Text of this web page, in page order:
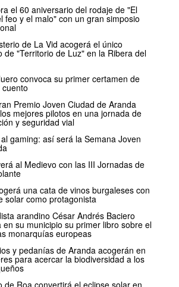
el 60 aniversario del rodaje de "El
feo y el malo" con un gran simposio
de La Vid acogerá el único
de "Territorio de Luz" en la Ribera del
convoca su primer certamen de
Premio Joven Ciudad de Aranda
mejores pilotos en una jornada de
y seguridad vial
gaming: así será la Semana Joven
al Medievo con las III Jornadas de
una cata de vinos burgaleses con
solar como protagonista
arandino César Andrés Baciero
en su municipio su primer libro sobre el
monarquías europeas
y pedanías de Aranda acogerán en
para acercar la biodiversidad a los